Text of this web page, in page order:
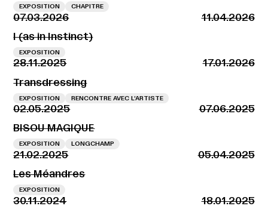
EXPOSITION CHAPITRE
07.03.2026
11.04.2026
I (as in Instinct)
EXPOSITION
28.11.2025
17.01.2026
Transdressing
EXPOSITION RENCONTRE AVEC L’ARTISTE
02.05.2025
07.06.2025
BISOU MAGIQUE
EXPOSITION LONGCHAMP
21.02.2025
05.04.2025
Les Méandres
EXPOSITION
30.11.2024
18.01.2025